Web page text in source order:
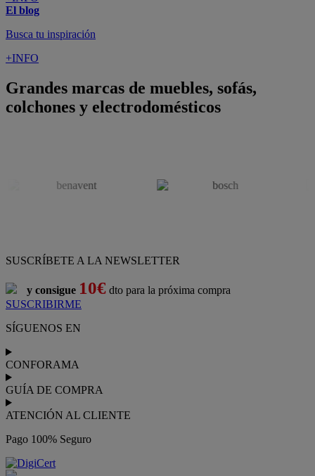
El blog
Busca tu inspiración
+INFO
Grandes marcas de muebles, sofás,
colchones y electrodomésticos
SUSCRÍBETE A LA NEWSLETTER
y consigue 10€ dto para la próxima compra
SUSCRIBIRME
SÍGUENOS EN
CONFORAMA
GUÍA DE COMPRA
ATENCIÓN AL CLIENTE
Pago 100% Seguro